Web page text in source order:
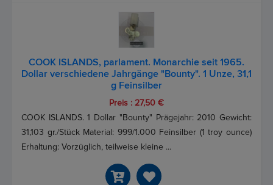
COOK ISLANDS, parlament. Monarchie seit 1965.
Dollar verschiedene Jahrgänge "Bounty". 1 Unze, 31,1
g Feinsilber
Preis : 27,50 €
COOK ISLANDS. 1 Dollar "Bounty" Prägejahr: 2010 Gewicht:
31,103 gr./Stück Material: 999/1.000 Feinsilber (1 troy ounce)
Erhaltung: Vorzüglich, teilweise kleine ...